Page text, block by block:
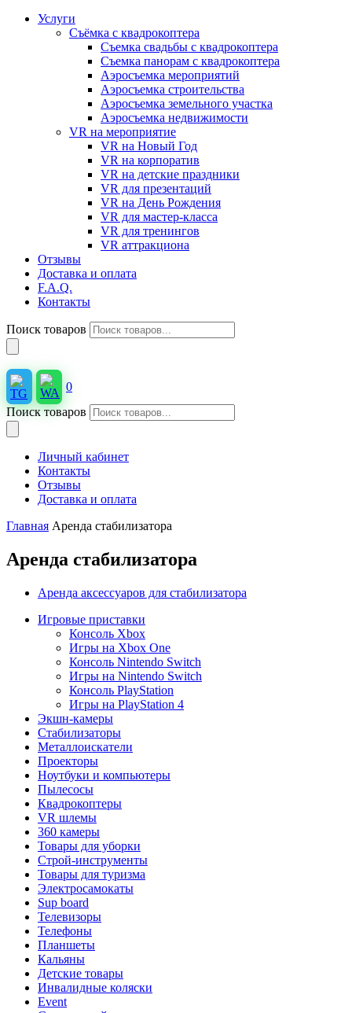
Услуги
Съёмка с квадрокоптера
Съемка свадьбы с квадрокоптера
Съемка панорам с квадрокоптера
Аэросъемка мероприятий
Аэросъемка строительства
Аэросъемка земельного участка
Аэросъемка недвижимости
VR на мероприятие
VR на Новый Год
VR на корпоратив
VR на детские праздники
VR для презентаций
VR на День Рождения
VR для мастер-класса
VR для тренингов
VR аттракциона
Отзывы
Доставка и оплата
F.A.Q.
Контакты
Поиск товаров
0
Поиск товаров
Личный кабинет
Контакты
Отзывы
Доставка и оплата
Главная Аренда стабилизатора
Аренда стабилизатора
Аренда аксессуаров для стабилизатора
Игровые приставки
Консоль Xbox
Игры на Xbox One
Консоль Nintendo Switch
Игры на Nintendo Switch
Консоль PlayStation
Игры на PlayStation 4
Экшн-камеры
Стабилизаторы
Металлоискатели
Проекторы
Ноутбуки и компьютеры
Пылесосы
Квадрокоптеры
VR шлемы
360 камеры
Товары для уборки
Строй-инструменты
Товары для туризма
Электросамокаты
Sup board
Телевизоры
Телефоны
Планшеты
Кальяны
Детские товары
Инвалидные коляски
Event